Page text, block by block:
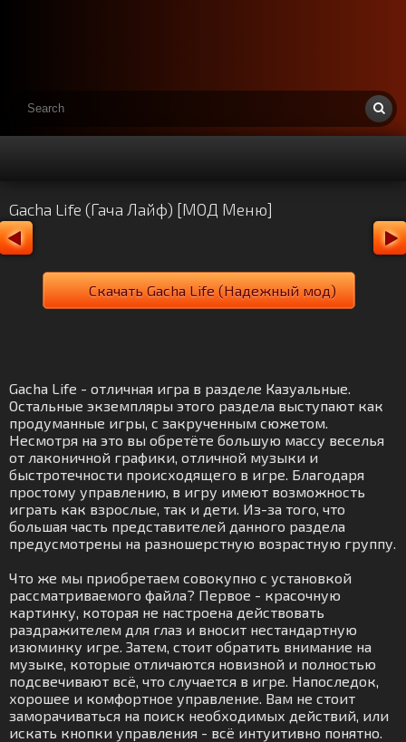
Gacha Life (Гача Лайф) [МОД Меню]
Скачать Gacha Life (Надежный мод)
Gacha Life - отличная игра в разделе Казуальные.
Остальные экземпляры этого раздела выступают как
продуманные игры, с закрученным сюжетом.
Несмотря на это вы обретёте большую массу веселья
от лаконичной графики, отличной музыки и
быстротечности происходящего в игре. Благодаря
простому управлению, в игру имеют возможность
играть как взрослые, так и дети. Из-за того, что
большая часть представителей данного раздела
предусмотрены на разношерстную возрастную группу.
Что же мы приобретаем совокупно с установкой
рассматриваемого файла? Первое - красочную
картинку, которая не настроена действовать
раздражителем для глаз и вносит нестандартную
изюминку игре. Затем, стоит обратить внимание на
музыке, которые отличаются новизной и полностью
подсвечивают всё, что случается в игре. Напоследок,
хорошее и комфортное управление. Вам не стоит
заморачиваться на поиск необходимых действий, или
искать кнопки управления - всё интуитивно понятно.